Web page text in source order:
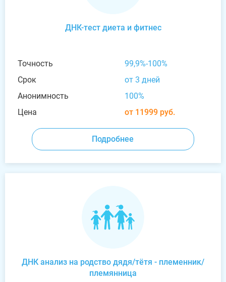
ДНК-тест диета и фитнес
Точность
99,9%-100%
Срок
от 3 дней
Анонимность
100%
Цена
от 11999 руб.
Подробнее
ДНК анализ на родство дядя/тётя - племенник/
племянница